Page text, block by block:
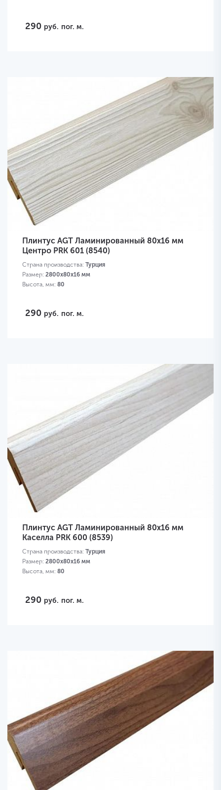
290 руб. пог. м.
Плинтус AGT Ламинированный 80х16 мм
Центро PRK 601 (8540)
Страна производства: Турция
Размер: 2800х80х16 мм
Высота, мм: 80
290 руб. пог. м.
Плинтус AGT Ламинированный 80х16 мм
Каселла PRK 600 (8539)
Страна производства: Турция
Размер: 2800х80х16 мм
Высота, мм: 80
290 руб. пог. м.